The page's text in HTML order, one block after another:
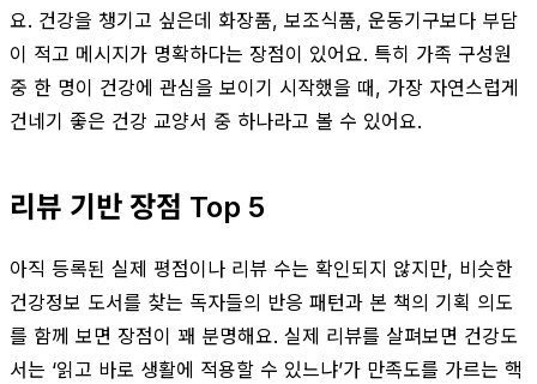
요. 건강을 챙기고 싶은데 화장품, 보조식품, 운동기구보다 부담
이 적고 메시지가 명확하다는 장점이 있어요. 특히 가족 구성원
중 한 명이 건강에 관심을 보이기 시작했을 때, 가장 자연스럽게
건네기 좋은 건강 교양서 중 하나라고 볼 수 있어요.
리뷰 기반 장점 Top 5
아직 등록된 실제 평점이나 리뷰 수는 확인되지 않지만, 비슷한
건강정보 도서를 찾는 독자들의 반응 패턴과 본 책의 기획 의도
를 함께 보면 장점이 꽤 분명해요. 실제 리뷰를 살펴보면 건강도
서는 ‘읽고 바로 생활에 적용할 수 있느냐’가 만족도를 가르는 핵